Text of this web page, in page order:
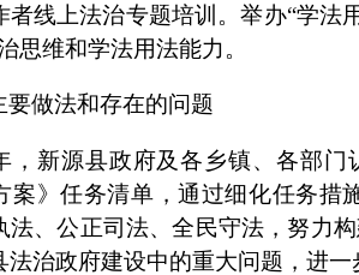
者线上法治专题培训。举办“学法
思维和学法用法能力。
要做法和存在的问题
，新源县政府及各乡镇、各部门
案》任务清单，通过细化任务措
法、公正司法、全民守法，努力
法治政府建设中的重大问题，进一